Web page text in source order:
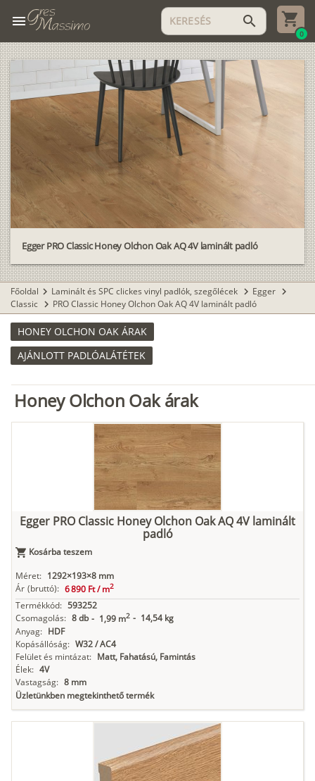
menu search
0
Egger PRO Classic Honey Olchon Oak AQ 4V laminált padló
Főoldal chevron_right Laminált és SPC clickes vinyl padlók, szegőlécek chevron_right Egger chevron_right
Classic chevron_right PRO Classic Honey Olchon Oak AQ 4V laminált padló
HONEY OLCHON OAK ÁRAK
AJÁNLOTT PADLÓALÁTÉTEK
Honey Olchon Oak árak
Egger PRO Classic Honey Olchon Oak AQ 4V laminált
padló
Kosárba teszem
Méret: 1292×193×8 mm
Ár (bruttó): 6 890 Ft /m2
Termékkód: 593252
Csomagolás: 8 db - 1,99 m2 - 14,54 kg
Anyag: HDF
Kopásállóság: W32 / AC4
Felület és mintázat: Matt, Fahatású, Famintás
Élek: 4V
Vastagság: 8 mm
Üzletünkben megtekinthető termék